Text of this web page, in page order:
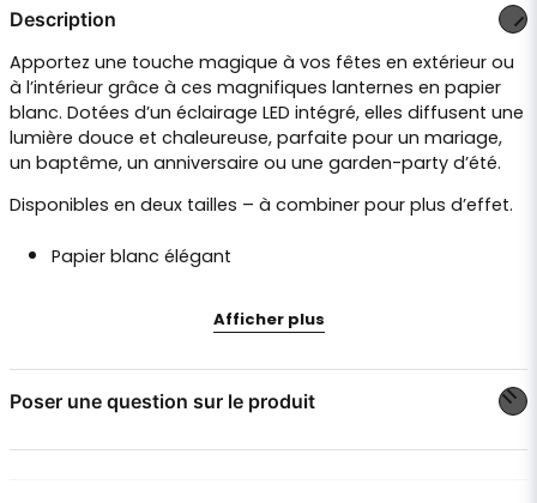
Description
Apportez une touche magique à vos fêtes en extérieur ou
à l’intérieur grâce à ces magnifiques lanternes en papier
blanc. Dotées d’un éclairage LED intégré, elles diffusent une
lumière douce et chaleureuse, parfaite pour un mariage,
un baptême, un anniversaire ou une garden-party d’été.
Disponibles en deux tailles – à combiner pour plus d’effet.
Papier blanc élégant
Crochet inclus pour suspension facile
Afficher plus
Poser une question sur le produit